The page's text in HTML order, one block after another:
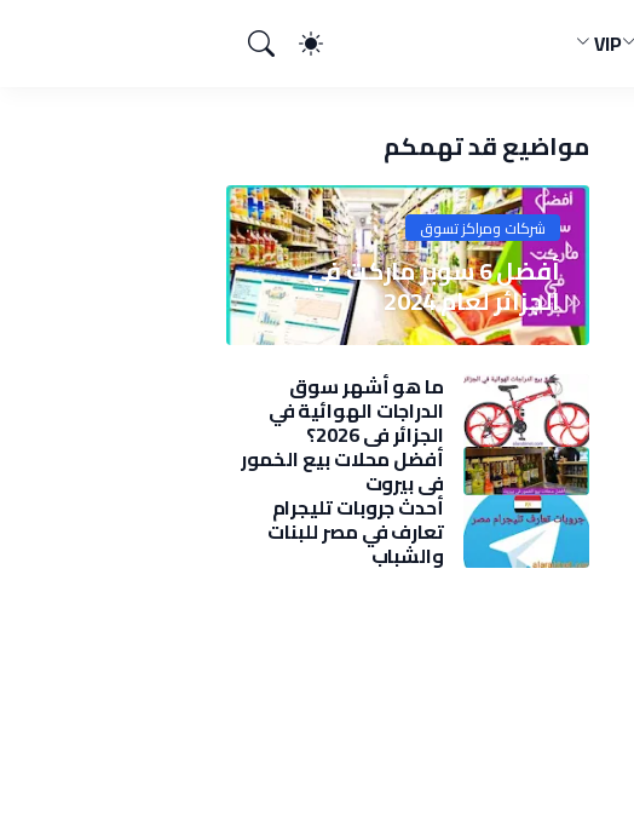
VIP
مواضيع قد تهمكم
شركات ومراكز تسوق
أفضل 6 سوبر ماركت في
الجزائر لعام 2024
ما هو أشهر سوق
الدراجات الهوائية في
الجزائر في 2026؟
أفضل محلات بيع الخمور
في بيروت
أحدث جروبات تليجرام
تعارف في مصر للبنات
والشباب